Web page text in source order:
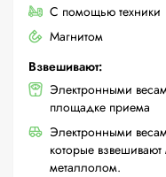
С помощью техники
Магнитом
Взвешивают:
Электронными
площадке приема
Электронными
которые
металлолом.